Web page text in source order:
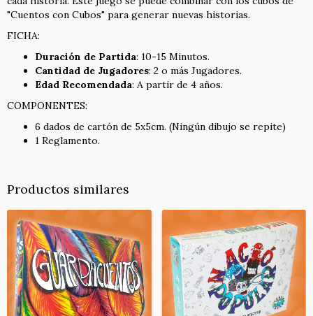
"Cuentos con Cubos" para generar nuevas historias.
FICHA:
Duración de Partida: 10-15 Minutos.
Cantidad de Jugadores: 2 o más Jugadores.
Edad Recomendada: A partir de 4 años.
COMPONENTES:
6 dados de cartón de 5x5cm. (Ningún dibujo se repite)
1 Reglamento.
Productos similares